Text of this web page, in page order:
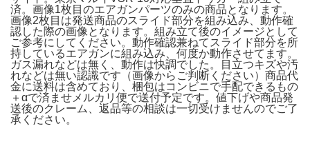
済。画像1枚目のエアガンパーツのみの商品となります。
画像2枚目は発送商品のスライド部分を組み込み、動作確
認した際の画像となります。組み立て後のイメージとして
ご参考にしてください。動作確認兼ねてスライド部分を所
持しているエアガンに組み込み、何度か動作させてます。
ガス漏れなどは無く、動作は快調でした。目立つキズや汚
れなどは無い認識です（画像からご判断ください）商品代
金に送料は含めており、梱包はコンビニで手配できるもの
＋αで済ませメルカリ便で送付予定です。値下げや商品発
送後のクレーム、返品等の相談は一切受けませんのでご了
承ください。